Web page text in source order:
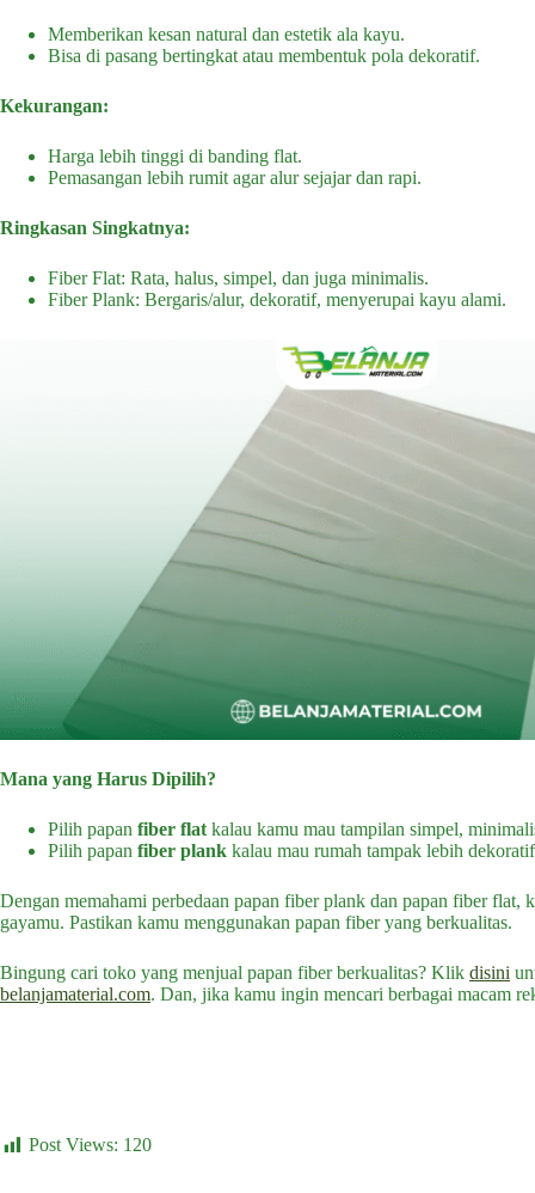
Memberikan kesan natural dan estetik ala kayu.
Bisa di pasang bertingkat atau membentuk pola dekoratif.
Kekurangan:
Harga lebih tinggi di banding flat.
Pemasangan lebih rumit agar alur sejajar dan rapi.
Ringkasan Singkatnya:
Fiber Flat: Rata, halus, simpel, dan juga minimalis.
Fiber Plank: Bergaris/alur, dekoratif, menyerupai kayu alami.
Mana yang Harus Dipilih?
Pilih papan fiber flatkalau kamu mau tampilan simpel,
Pilih papan fiber plank kalau mau rumah tampak lebih
Dengan memahami perbedaan papan fiber plank dan papan fiber
gayamu. Pastikan kamu menggunakan papan fiber yang berkualitas.
Bingung cari toko yang menjual papan fiber berkualitas? Klik disini
belanjamaterial.com. Dan, jika kamu ingin mencari berbagai macam
Post Views: 120